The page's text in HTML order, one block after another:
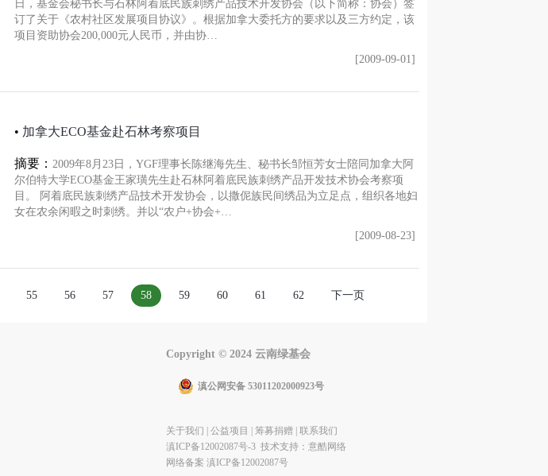
日，基金会秘书长与石林阿着底民族刺绣产品技术开发协会（以下简称：协会）签
订了关于《农村社区发展项目协议》。根据加拿大委托方的要求以及三方约定，该
项目资助协会200,000元人民币，并由协…
[2009-09-01]
• 加拿大ECO基金赴石林考察项目
摘要： 2009年8月23日，YGF理事长陈继海先生、秘书长邹恒芳女士陪同加拿大阿
尔伯特大学ECO基金王家璜先生赴石林阿着底民族刺绣产品开发技术协会考察项
目。 阿着底民族刺绣产品技术开发协会，以撒伲族民间绣品为立足点，组织各地妇
女在农余闲暇之时刺绣。并以“农户+协会+…
[2009-08-23]
55 56 57 58 59 60 61 62 下一页
Copyright © 2024 云南绿基会
滇公网安备 53011202000923号
关于我们 |公益项目 |筹募捐赠 |联系我们
滇ICP备12002087号-3 技术支持：意酷网络
网络备案 滇ICP备12002087号